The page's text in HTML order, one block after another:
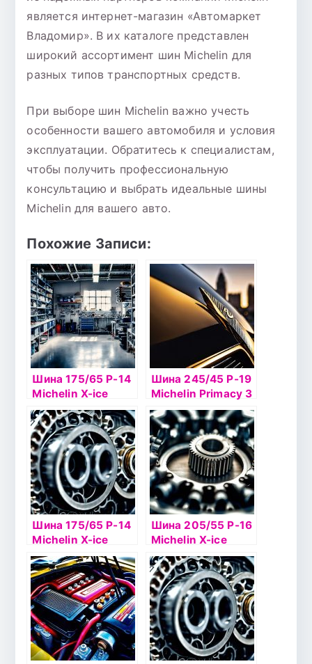
является интернет-магазин «Автомаркет
Владомир». В их каталоге представлен
широкий ассортимент шин Michelin для
разных типов транспортных средств.
При выборе шин Michelin важно учесть
особенности вашего автомобиля и условия
эксплуатации. Обратитесь к специалистам,
чтобы получить профессиональную
консультацию и выбрать идеальные шины
Michelin для вашего авто.
Похожие Записи:
Шина 175/65 Р-14
Michelin X-ice
North 3 86Т шип
Шина 245/45 Р-19
Michelin Primacy 3
Шина 175/65 Р-14
Michelin X-ice
North 2 86Т б/к
шип
Шина 205/55 Р-16
Michelin X-ice
North 4 94Тб/к ш